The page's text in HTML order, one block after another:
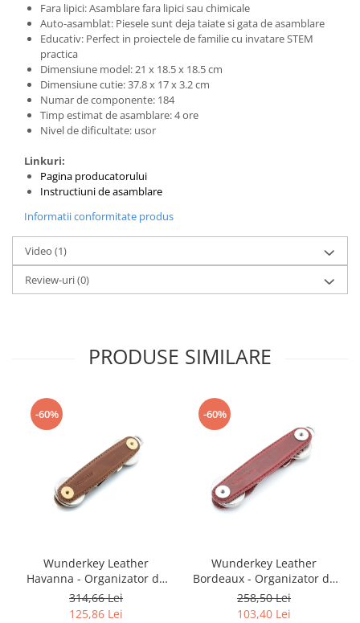
Junior Robotics
Lego Education
STEM Education
Ugears
Kit Fun
Kit Roboti
Puzzle mecanic Ugears
Organizator de chei Wunderkey
Constructor foto Mozabrick &
Qbrix
Puzzle lemn Cluebox
Jocuri de societate
Driver
Altele
Stepper
Motoare
Micro Metal
Fara lipici: Asamblare fara lipici sau chimicale
Auto-asamblat: Piesele sunt deja taiate si gata de asamblare
Educativ: Perfect in proiectele de familie cu invatare STEM
practica
Dimensiune model: 21 x 18.5 x 18.5 cm
Dimensiune cutie: 37.8 x 17 x 3.2 cm
Numar de componente: 184
Timp estimat de asamblare: 4 ore
Nivel de dificultate: usor
Linkuri:
Pagina producatorului
Instructiuni de asamblare
Informatii conformitate produs
Video (1)
Review-uri(0)
PRODUSE SIMILARE
-60%
Wunderkey Leather
Havanna - Organizator de
key
314,66 Lei
125,86 Lei
-60%
Wunderkey Leather
Bordeaux - Organizator de
key
258,50 Lei
103,40 Lei